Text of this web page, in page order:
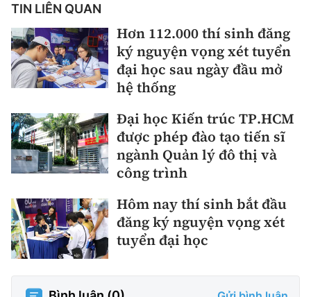
TIN LIÊN QUAN
Hơn 112.000 thí sinh đăng
ký nguyện vọng xét tuyển
đại học sau ngày đầu mở
hệ thống
Đại học Kiến trúc TP.HCM
được phép đào tạo tiến sĩ
ngành Quản lý đô thị và
công trình
Hôm nay thí sinh bắt đầu
đăng ký nguyện vọng xét
tuyển đại học